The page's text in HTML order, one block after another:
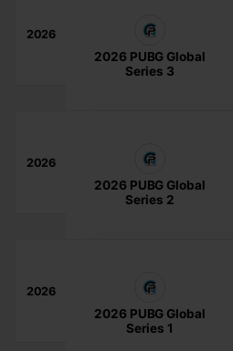
2026
2026 PUBG Global
Series 3
2026
2026 PUBG Global
Series 2
2026
2026 PUBG Global
Series 1